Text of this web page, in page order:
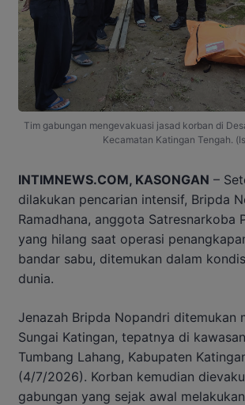
Tim gabungan mengevakuasi jasad korban di
Kecamatan Katingan Tengah.
INTIMNEWS.COM, KASONGAN –
dilakukan pencarian intensif, Bripda
Ramadhana, anggota Satresnarkoba
yang hilang saat operasi
bandar sabu, ditemukan dalam
dunia.
Jenazah Bripda Nopandri ditemukan
Sungai Katingan, tepatnya di
Tumbang Lahang, Kabupaten
(4/7/2026). Korban kemudian
gabungan yang sejak awal